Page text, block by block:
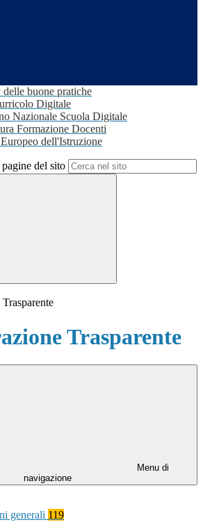
buone pratiche
Digitale
Nazionale Scuola Digitale
Formazione Docenti
dell'Istruzione
del sito
Trasparente
Menu di
navigazione
generali 119